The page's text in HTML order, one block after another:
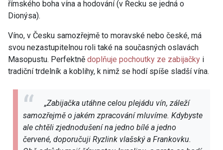
římského boha vína a hodování (v Řecku se jedná o
Dionýsa).
Víno, v Česku samozřejmě to moravské nebo české, má
svou nezastupitelnou roli také na současných oslavách
Masopustu. Perfektně doplňuje pochoutky ze zabijačky i
tradiční trdelník a koblihy, k nimž se hodí spíše sladší vína.
„Zabijačka utáhne celou plejádu vín, záleží
samozřejmě o jakém zpracování mluvíme. Kdybyste
ale chtěli zjednodušení na jedno bílé a jedno
červené, doporučuji Ryzlink vlašský a Frankovku.